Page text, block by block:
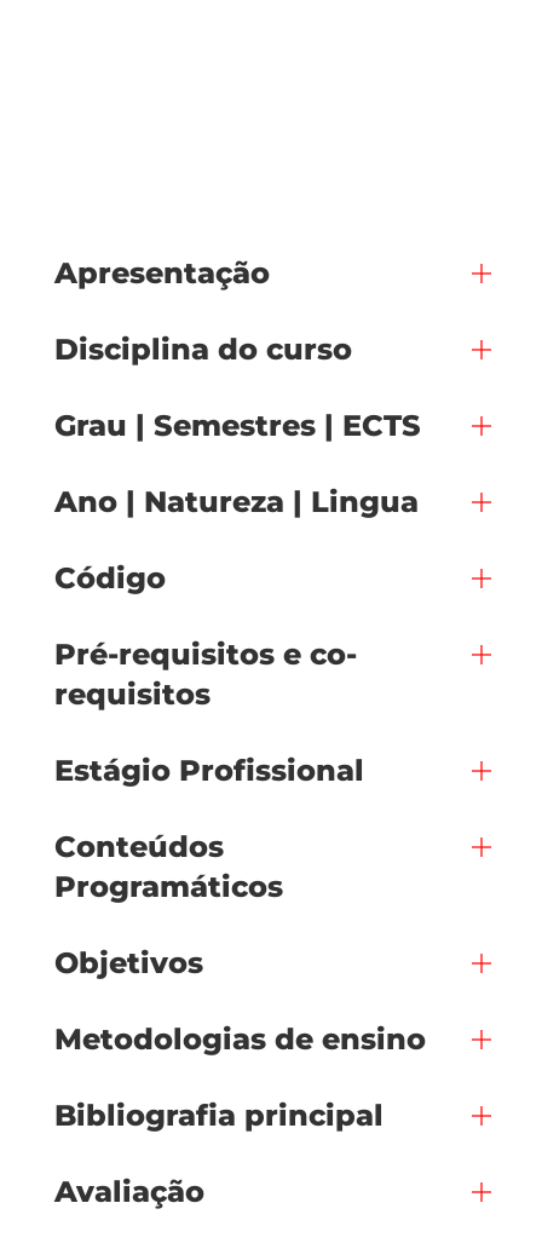
Apresentação
Disciplina do curso
Grau | Semestres | ECTS
Ano | Natureza | Lingua
Código
Pré-requisitos e co-
requisitos
Estágio Profissional
Conteúdos
Programáticos
Objetivos
Metodologias de ensino
Bibliografia principal
Avaliação